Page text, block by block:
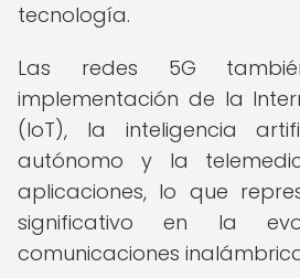
tecnología.
Las redes 5G
implementación de la
(IoT), la inteligencia
autónomo y la
aplicaciones, lo que
significativo en la
comunicaciones